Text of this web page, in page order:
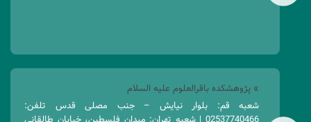
» پژوهشکده باقرالعلوم علیه السلام
شعبه قم: بلوار نیایش – جنب مصلی قدس تلفن: